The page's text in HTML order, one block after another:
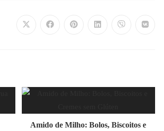
Abre
Abre
Abre
Abre
Abre
Abre
Amido de Milho: Bolos, Biscoitos e